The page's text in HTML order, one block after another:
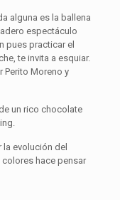
alguna es la ballena
espectáculo
pues practicar el
te invita a esquiar.
Perito Moreno y
un rico chocolate
la evolución del
hace pensar